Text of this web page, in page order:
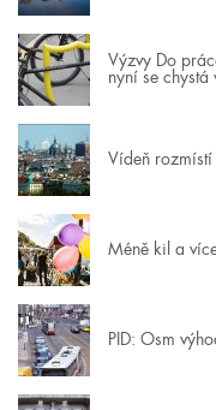
Výzvy Do
nyní se chystá
Vídeň
Méně kil a
PID: Osm